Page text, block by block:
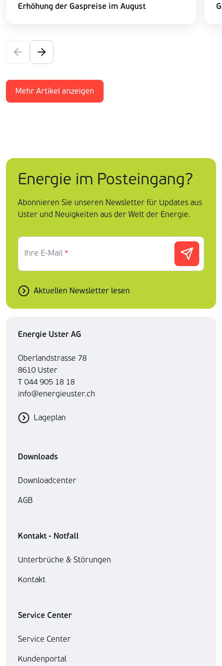
Erhöhung der Gaspreise im August
Mehr Artikel anzeigen
Energie im Posteingang?
Abonnieren Sie unseren Newsletter für Updates aus
Uster und Neuigkeiten aus der Welt der Energie.
Ihre E-Mail *
Aktuellen Newsletter lesen
Energie Uster AG
Oberlandstrasse 78
8610 Uster
T 044 905 18 18
info@energieuster.ch
Lageplan
Downloads
Downloadcenter
AGB
Kontakt - Notfall
Unterbrüche & Störungen
Kontakt
Service Center
Service Center
Kundenportal